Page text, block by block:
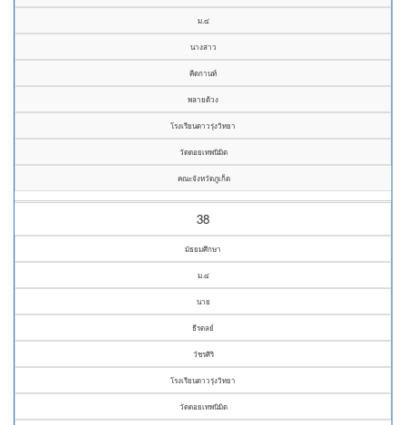
ม.๔
นางสาว
คีตกานท์
พลายด้วง
โรงเรียนดาวรุ่งวิทยา
วัดดอยเทพนิมิต
คณะจังหวัดภูเก็ต
38
มัธยมศึกษา
ม.๔
นาย
ธีรดลย์
วัชรศิริ
โรงเรียนดาวรุ่งวิทยา
วัดดอยเทพนิมิต